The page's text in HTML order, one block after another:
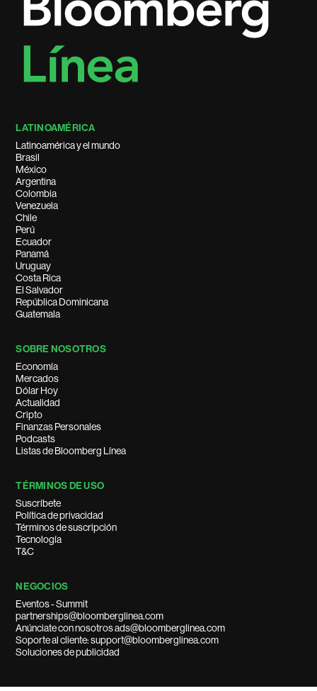
LATINOAMÉRICA
Latinoamérica y el mundo
Brasil
México
Argentina
Colombia
Venezuela
Chile
Perú
Ecuador
Panamá
Uruguay
Costa Rica
El Salvador
República Dominicana
Guatemala
SOBRE NOSOTROS
Economía
Mercados
Dólar Hoy
Actualidad
Cripto
Finanzas Personales
Podcasts
Listas de Bloomberg Línea
TÉRMINOS DE USO
Suscríbete
Política de privacidad
Términos de suscripción
Tecnología
T&C
NEGOCIOS
Eventos - Summit
partnerships@bloomberglinea.com
Anúnciate con nosotros ads@bloomberglinea.com
Soporte al cliente: support@bloomberglinea.com
Soluciones de publicidad